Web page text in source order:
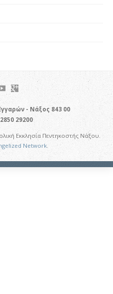
- Νάξος 843 00
29200
Εκκλησία Πεντηκοστής Νάξου.
Network.